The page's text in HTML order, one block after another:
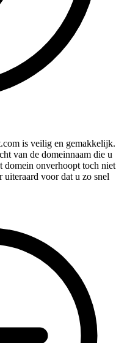
is veilig en gemakkelijk.
van de domeinnaam die u
domein onverhoopt toch niet
voor dat u zo snel